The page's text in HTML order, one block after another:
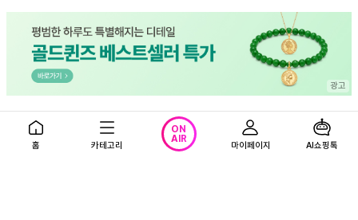
[골드퀸즈] 24K 순금 행운 깃털
세트 (24K 펜던트 + 체인 목걸이
+ 엘리자베스 코인 세트)
홈 카테고리
ON
AIR
마이페이지 AI쇼핑톡